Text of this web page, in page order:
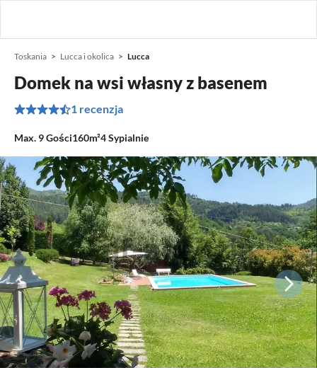
Toskania Lucca i okolica Lucca
Domek na wsi własny z basenem
1 recenzja
Max. 9Gości160m²4Sypialnie